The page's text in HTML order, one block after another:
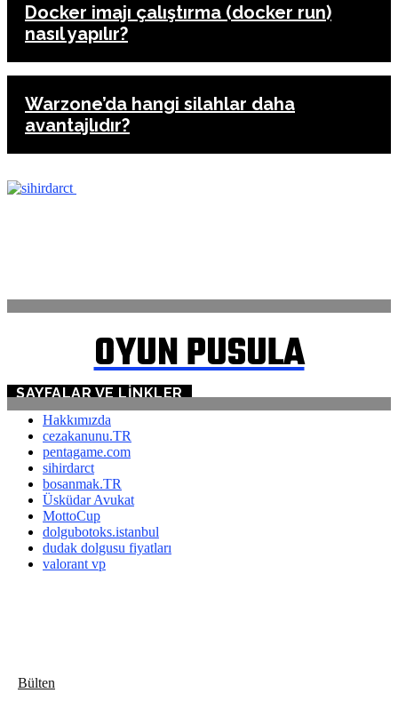
Docker imajı çalıştırma (docker run)
nasıl yapılır?
Warzone’da hangi silahlar daha
avantajlıdır?
OYUN PUSULA
SAYFALAR VE LINKLER
Hakkımızda
cezakanunu.TR
pentagame.com
sihirdarct
bosanmak.TR
Üsküdar Avukat
MottoCup
dolgubotoks.istanbul
dudak dolgusu fiyatları
valorant vp
Bülten